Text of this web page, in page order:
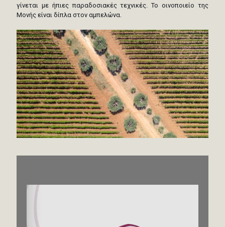
γίνεται με ήπιες παραδοσιακές τεχνικές. Το οινοποιείο της
Μονής είναι δίπλα στον αμπελώνα.